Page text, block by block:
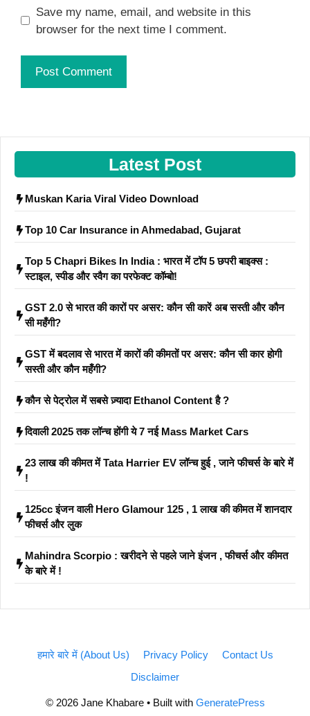
Save my name, email, and website in this
browser for the next time I comment.
Latest Post
Muskan Karia Viral Video Download
Top 10 Car Insurance in Ahmedabad, Gujarat
Top 5 Chapri Bikes In India : भारत में टॉप 5 छपरी बाइक्स :
स्टाइल, स्पीड और स्वैग का परफेक्ट कॉम्बो!
GST 2.0 से भारत की कारों पर असर: कौन सी कारें अब सस्ती और कौन
सी महँगी?
GST में बदलाव से भारत में कारों की कीमतों पर असर: कौन सी कार होगी
सस्ती और कौन महँगी?
कौन से पेट्रोल में सबसे ज़्यादा Ethanol Content है ?
दिवाली 2025 तक लॉन्च होंगी ये 7 नई Mass Market Cars
23 लाख की कीमत में Tata Harrier EV लॉन्च हुई , जाने फीचर्स के बारे में
!
125cc इंजन वाली Hero Glamour 125 , 1 लाख की कीमत में शानदार
फीचर्स और लुक
Mahindra Scorpio : खरीदने से पहले जाने इंजन , फीचर्स और कीमत
के बारे में !
हमारे बारे में (About Us) Privacy Policy
Contact Us
Disclaimer
© 2026 Jane Khabare• Built with GeneratePress